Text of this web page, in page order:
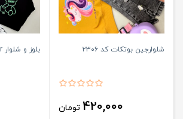
شلوارجین بوتکات کد ۲۳۰۶
420,000 تومان
بلوز و شلوار bear کد ۲۳۰۱